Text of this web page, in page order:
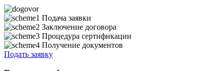
Подача заявки
Заключение договора
Процедура сертификации
Получение документов
Подать заявку